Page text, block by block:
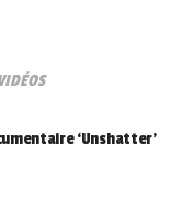
‘Unshatter’